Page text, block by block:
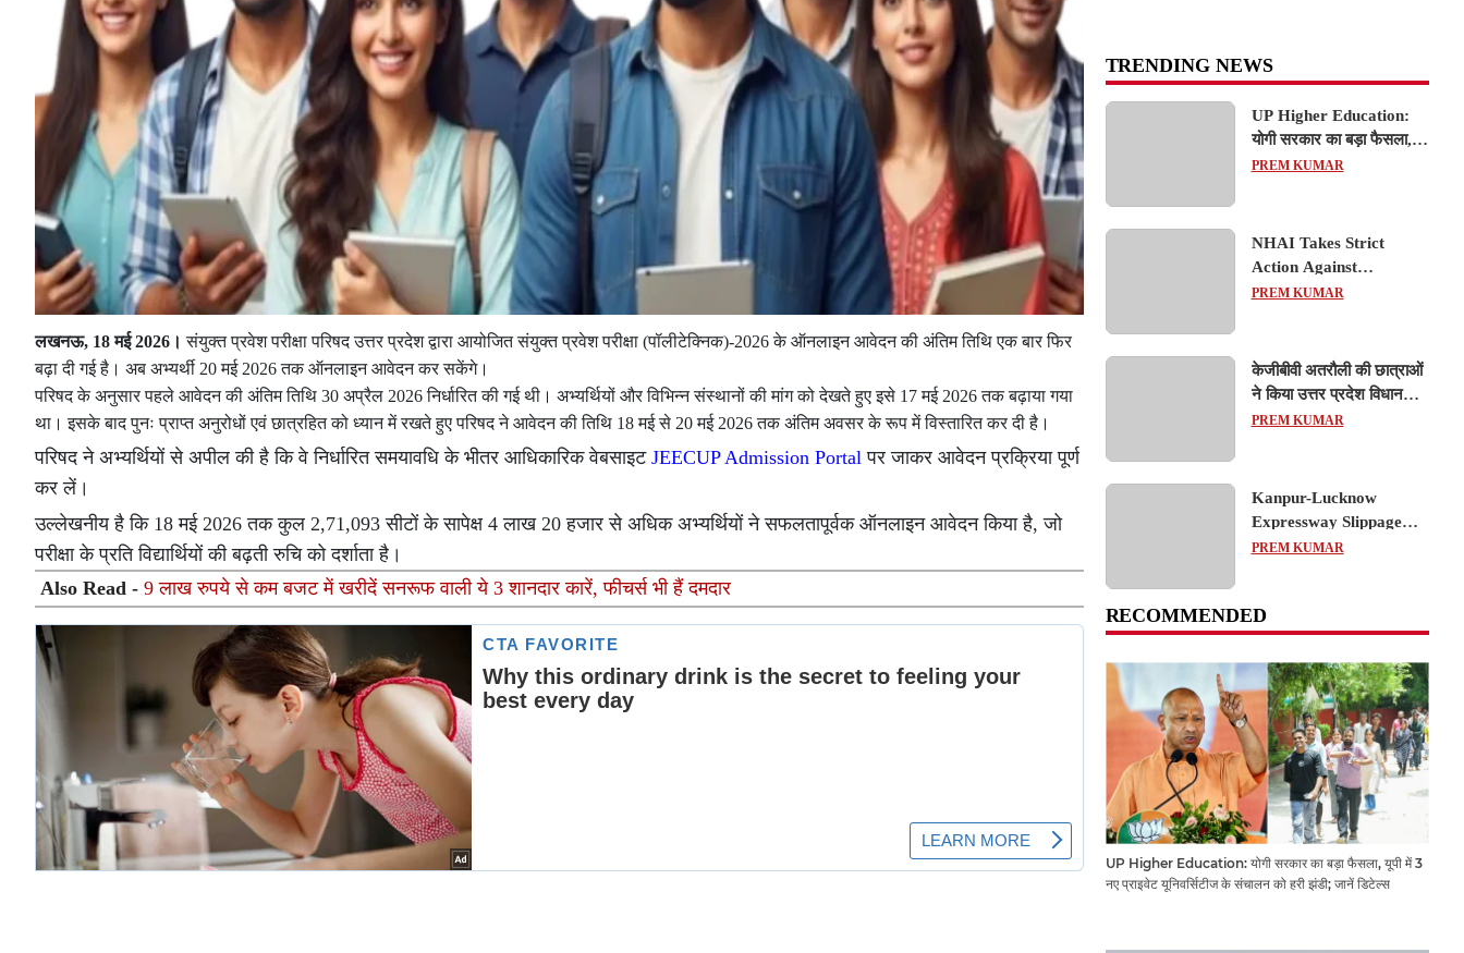
लखनऊ, 18 मई 2026।संयुक्त प्रवेश परीक्षा परिषद उत्तर प्रदेश द्वारा आयोजित संयुक्त प्रवेश परीक्षा (पॉलीटेक्निक)-2026 के ऑनलाइन आवेदन की अंतिम तिथि एक बार फिर
बढ़ा दी गई है। अब अभ्यर्थी 20 मई 2026 तक ऑनलाइन आवेदन कर सकेंगे।
परिषद के अनुसार पहले आवेदन की अंतिम तिथि 30 अप्रैल 2026 निर्धारित की गई थी। अभ्यर्थियों और विभिन्न संस्थानों की मांग को देखते हुए इसे 17 मई 2026 तक बढ़ाया गया
था। इसके बाद पुनः प्राप्त अनुरोधों एवं छात्रहित को ध्यान में रखते हुए परिषद ने आवेदन की तिथि 18 मई से 20 मई 2026 तक अंतिम अवसर के रूप में विस्तारित कर दी है।
परिषद ने अभ्यर्थियों से अपील की है कि वे निर्धारित समयावधि के भीतर आधिकारिक वेबसाइट JEECUP Admission Portal पर जाकर आवेदन प्रक्रिया पूर्ण
कर लें।
उल्लेखनीय है कि 18 मई 2026 तक कुल 2,71,093 सीटों के सापेक्ष 4 लाख 20 हजार से अधिक अभ्यर्थियों ने सफलतापूर्वक ऑनलाइन आवेदन किया है, जो
परीक्षा के प्रति विद्यार्थियों की बढ़ती रुचि को दर्शाता है।
Also Read - 9 लाख रुपये से कम बजट में खरीदें सनरूफ वाली ये 3 शानदार कारें, फीचर्स भी हैं दमदार
TRENDING NEWS
UP Higher Education:
योगी सरकार का बड़ा फैसला,
यूपी में 3 नए प्राइवेट
PREM KUMAR
NHAI Takes Strict
Action Against
Concessionaire,
Expressway Issues
PREM KUMAR
केजीबीवी अतरौली की छात्राओं
ने किया उत्तर प्रदेश विधानसभा
का शैक्षिक भ्रमण, लोकतांत्रिक
PREM KUMAR
Kanpur-Lucknow
Expressway Slippage
Action: कानपुर-लखनऊ
और कंपनियों पर गिरी गाज,
PREM KUMAR
RECOMMENDED
UP Higher Education: योगी सरकार का बड़ा फैसला, यूपी में 3
नए प्राइवेट यूनिवर्सिटीज के संचालन को हरी झंडी; जानें डिटेल्स